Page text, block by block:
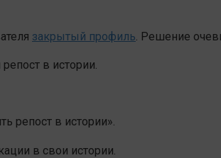
закрытый профиль . Решение
в истории.
репост в истории».
в свои истории.